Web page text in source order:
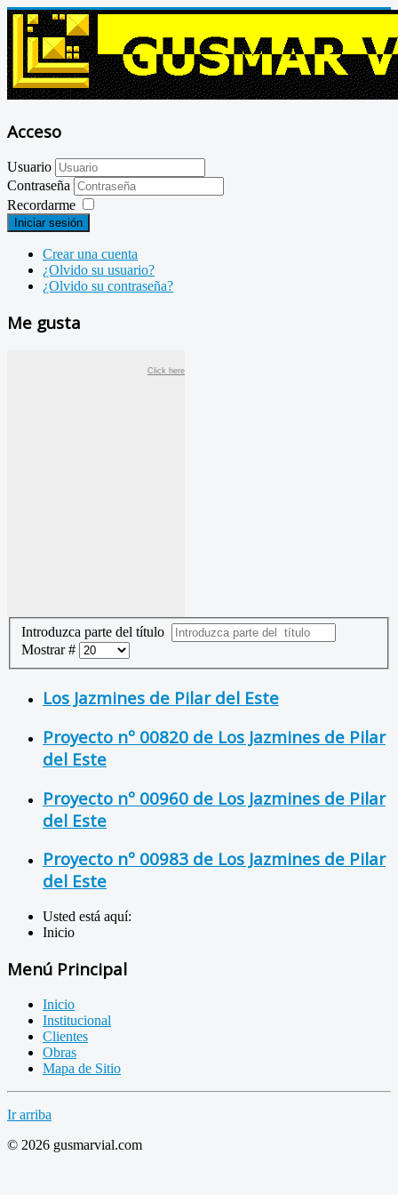
Acceso
Usuario
Contraseña
Recordarme
Iniciar sesión
Crear una cuenta
¿Olvido su usuario?
¿Olvido su contraseña?
Me gusta
Click here
Introduzca parte del título
Mostrar #
Los Jazmines de Pilar del Este
Proyecto nº 00820 de Los Jazmines de Pilar
del Este
Proyecto nº 00960 de Los Jazmines de Pilar
del Este
Proyecto nº 00983 de Los Jazmines de Pilar
del Este
Usted está aquí:
Inicio
Menú Principal
Inicio
Institucional
Clientes
Obras
Mapa de Sitio
Ir arriba
© 2026 gusmarvial.com